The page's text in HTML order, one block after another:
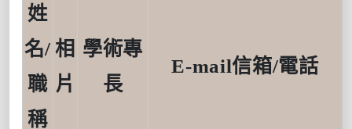
姓
名/
職
稱
相
片
學術專
長
E-mail信箱/電話